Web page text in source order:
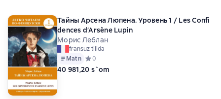
Тайны Арсена Люпена. Уровень 1 / Les Confi
dences d’Arsène Lupin
Морис Леблан
fransuz tilida
Matn Средний рейтинг 0 на основе 0 оценок
0
40 981,20 s`om